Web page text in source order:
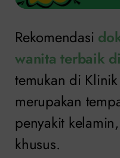
Rekomendasi
wanita terbaik
temukan di
merupakan
penyakit
khusus.